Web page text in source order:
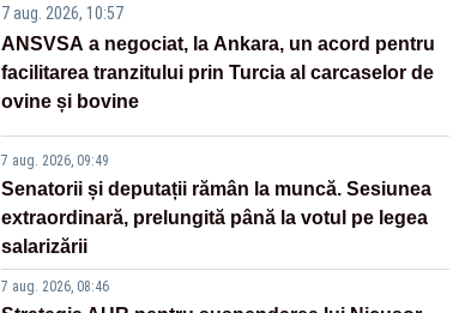
7 aug. 2026, 10:57
ANSVSA a negociat, la Ankara, un acord pentru
facilitarea tranzitului prin Turcia al carcaselor de
ovine și bovine
7 aug. 2026, 09:49
Senatorii și deputații rămân la muncă. Sesiunea
extraordinară, prelungită până la votul pe legea
salarizării
7 aug. 2026, 08:46